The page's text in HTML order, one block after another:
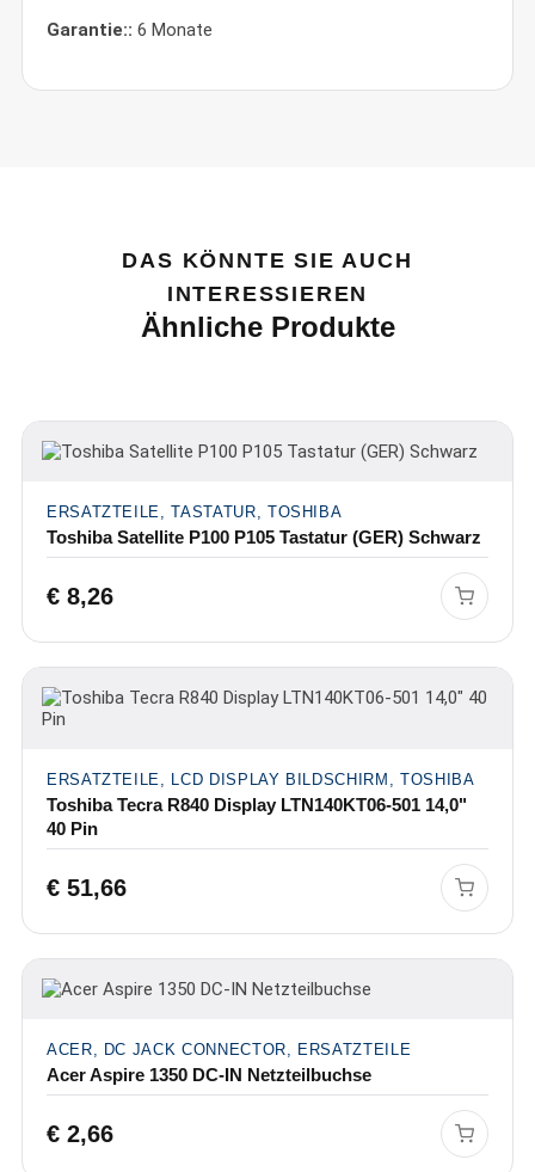
Garantie:: 6 Monate
DAS KÖNNTE SIE AUCH
INTERESSIEREN
Ähnliche Produkte
ERSATZTEILE, TASTATUR, TOSHIBA
Toshiba Satellite P100 P105 Tastatur (GER) Schwarz
€8,26
ERSATZTEILE, LCD DISPLAY BILDSCHIRM, TOSHIBA
Toshiba Tecra R840 Display LTN140KT06-501 14,0"
40 Pin
€51,66
ACER, DC JACK CONNECTOR, ERSATZTEILE
Acer Aspire 1350 DC-IN Netzteilbuchse
€2,66